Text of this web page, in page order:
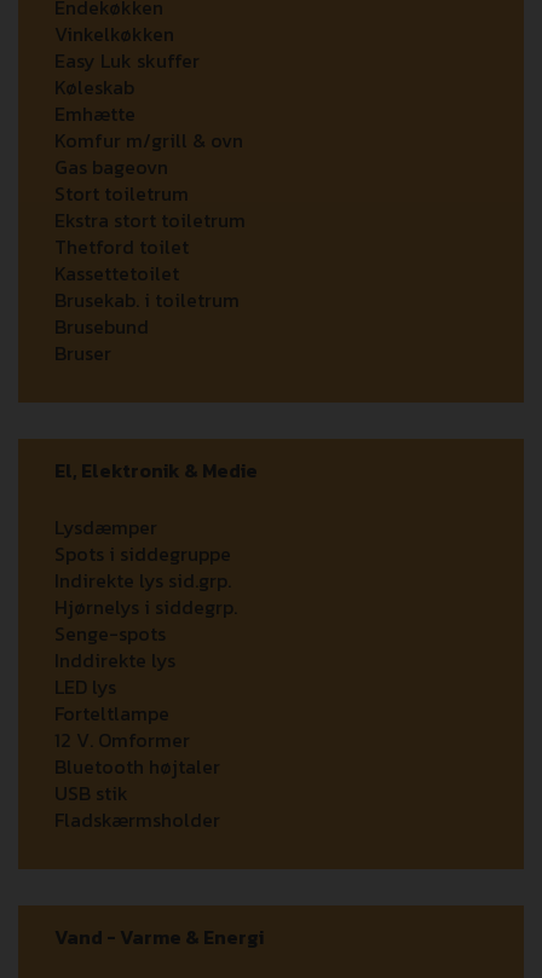
Endekøkken
Vinkelkøkken
Easy Luk skuffer
Køleskab
Emhætte
Komfur m/grill & ovn
Gas bageovn
Stort toiletrum
Ekstra stort toiletrum
Thetford toilet
Kassettetoilet
Brusekab. i toiletrum
Brusebund
Bruser
El, Elektronik & Medie
Lysdæmper
Spots i siddegruppe
Indirekte lys sid.grp.
Hjørnelys i siddegrp.
Senge-spots
Inddirekte lys
LED lys
Forteltlampe
12 V. Omformer
Bluetooth højtaler
USB stik
Fladskærmsholder
Vand - Varme & Energi